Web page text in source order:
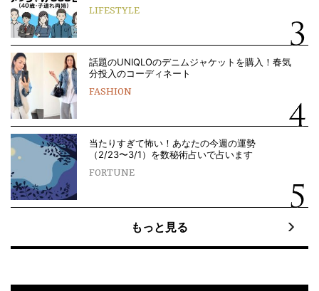
LIFESTYLE
話題のUNIQLOのデニムジャケットを購入！春気
分投入のコーディネート
FASHION
当たりすぎて怖い！あなたの今週の運勢
（2/23〜3/1）を数秘術占いで占います
FORTUNE
もっと見る